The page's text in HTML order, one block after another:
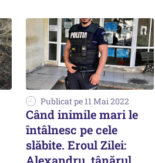
Publicat pe 11 Mai 2022
Când inimile mari le
întâlnesc pe cele
slăbite. Eroul Zilei: